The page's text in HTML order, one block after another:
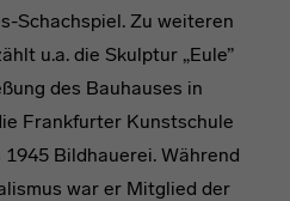
Schachspiel. Zu weiteren
u.a. die Skulptur „Eule”
des Bauhauses in
Frankfurter Kunstschule
Bildhauerei. Während
war er Mitglied der